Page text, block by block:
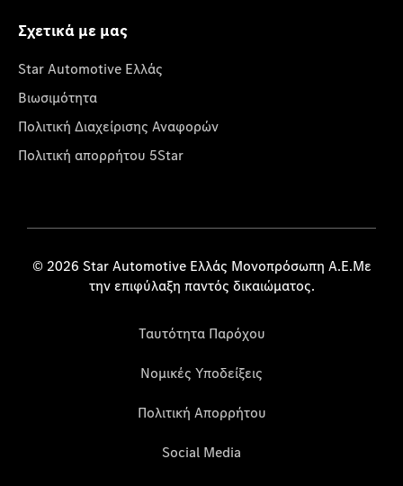
Σχετικά με μας
Star Automotive Ελλάς
Βιωσιμότητα
Πολιτική Διαχείρισης Αναφορών
Πολιτική απορρήτου 5Star
© 2026 Star Automotive Ελλάς Μονοπρόσωπη Α.Ε.Με
την επιφύλαξη παντός δικαιώματος.
Ταυτότητα Παρόχου
Νομικές Υποδείξεις
Πολιτική Απορρήτου
Social Media